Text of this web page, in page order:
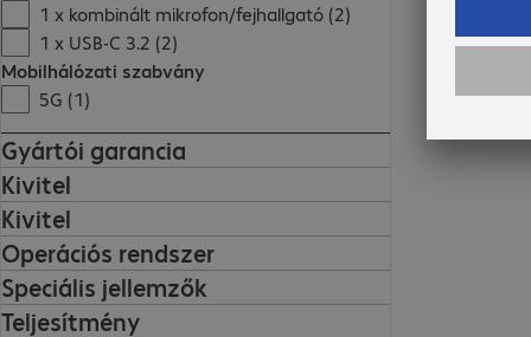
1 x kombinált mikrofon/fejhallgató (2)
1 x USB-C 3.2 (2)
Mobilhálózati szabvány
5G (1)
Gyártói garancia
Kivitel
Kivitel
Operációs rendszer
Speciális jellemzők
Teljesítmény